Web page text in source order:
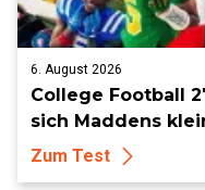
6. August 2026
College Football
sich Maddens
Zum Test